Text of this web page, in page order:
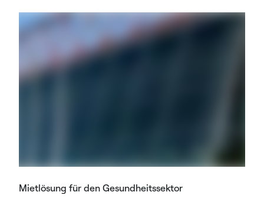
Mietlösung für den Gesundheitssektor